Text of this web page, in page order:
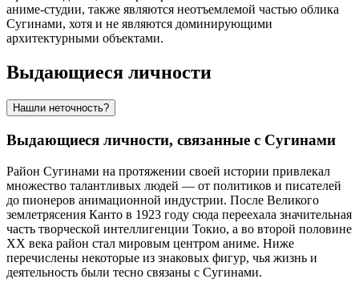
аниме-студии, также являются неотъемлемой частью облика
Сугинами, хотя и не являются доминирующими
архитектурными объектами.
Выдающиеся личности
Нашли неточность?
Выдающиеся личности, связанные с Сугинами
Район Сугинами на протяжении своей истории привлекал
множество талантливых людей — от политиков и писателей
до пионеров анимационной индустрии. После Великого
землетрясения Канто в 1923 году сюда переехала значительная
часть творческой интеллигенции Токио, а во второй половине
XX века район стал мировым центром аниме. Ниже
перечислены некоторые из знаковых фигур, чья жизнь и
деятельность были тесно связаны с Сугинами.